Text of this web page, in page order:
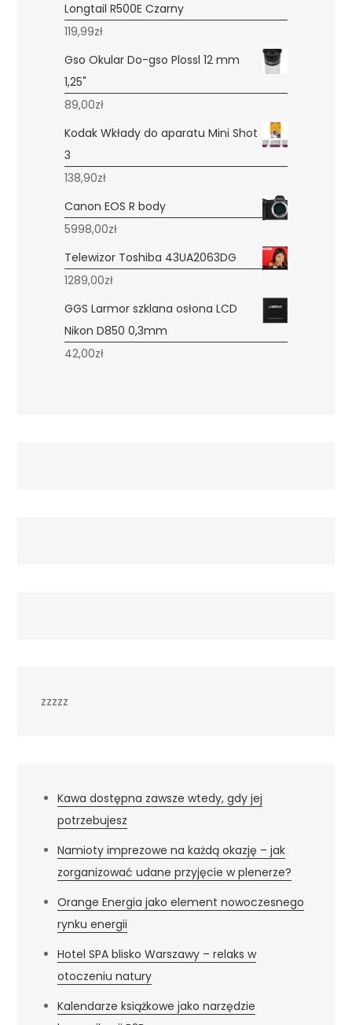
Longtail R500E Czarny
119,99zł
Gso Okular Do-gso Plossl 12 mm
1,25"
89,00zł
Kodak Wkłady do aparatu Mini Shot
3
138,90zł
Canon EOS R body
5998,00zł
Telewizor Toshiba 43UA2063DG
1289,00zł
GGS Larmor szklana osłona LCD
Nikon D850 0,3mm
42,00zł
zzzzz
Kawa dostępna zawsze wtedy, gdy jej
potrzebujesz
Namioty imprezowe na każdą okazję – jak
zorganizować udane przyjęcie w plenerze?
Orange Energia jako element nowoczesnego
rynku energii
Hotel SPA blisko Warszawy – relaks w
otoczeniu natury
Kalendarze książkowe jako narzędzie